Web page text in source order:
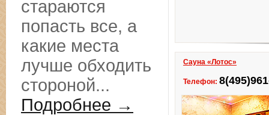
Сауна «Лотос»
Телефон:
стараются
попасть все, а
какие места
лучше обходить
стороной...
Подробнее →